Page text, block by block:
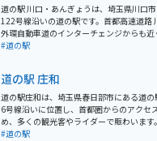
道の駅 川口・あんぎょうは、埼玉県川口
122号線沿いの道の駅です。首都高速道路
外環自動車道のインターチェンジからも
クセスが良好です。 地元農産物の直売所では、新鮮な野
の調理器具も販売しており、お土産に最適です。
食事処では、地元産の食材を使用した料
ができます。おすすめは、新鮮な野菜をた
「あんぎょううどん」です。 バイクで訪れる場合、道の
駅に隣接する荒川河川敷には、広々とした
#道の駅
道の駅 庄和
道の駅庄和は、埼玉県春日部市にある道の
6号線沿いに位置し、首都圏からのアクセ
め、多くの観光客やライダーで賑わいます。 道の駅庄和
の魅力は、なんといっても地元の新鮮な農
#道の駅